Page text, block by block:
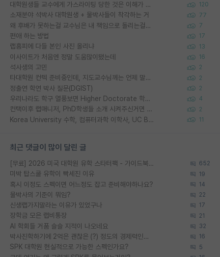
대학원생들 교수에게 가스라이팅 당한 것은 이해가 갑니다. 안타깝네요. 120
소재분야 석박사 대학원생 + 물박사들이 착각하는 거 77
왜 후배가 못하는걸 교수님은 내 책임으로 돌리는걸까요? 7
편애 하는 방법 17
랩홈피에 다들 본인 사진 올리냐 13
이사이트가 처음엔 정말 도움많이됐는데 16
석사생의 고민 2
타대학원 컨텍 준비중인데, 지도교수님께는 언제 말씀드려야 할까요? 2
정출연 학연 박사 질문(DGIST) 2
우리나라도 학구 열풍보면 Higher Doctorate 학위가 필요하다고 봅니다. 4
컨택이후 랩매니저, PhD학생들 소개 시켜주신거면 거의 컨펌에 가깝나요? 2
Korea University 수학, 컴퓨터과학 이학사, UC Berkeley 산업공학 대학원 공학박사가 되는 것은 쉽지 않겠죠? 11
최근 댓글이 많이 달린 글
[무료] 2026 미국 대학원 유학 스타터팩 - 가이드북 & 합격자 컨택메일 템플릿 652
미박 탑스쿨 유학이 빡세진 이유 19
혹시 이정도 스펙이면 어느정도 잡고 준비해야하나요? 14
물박사의 기준이 뭐임? 22
신생랩가지말라는 이유가 있었구나 17
장학금 모은 랩비통장 21
AI 학회들 거품 슬슬 지적이 나오네요 32
박사진학하기에 2억은 괜찮은 (?) 정도의 경제력인가요 16
SPK 대학원 현실적으로 가능한 스펙인가요? 5